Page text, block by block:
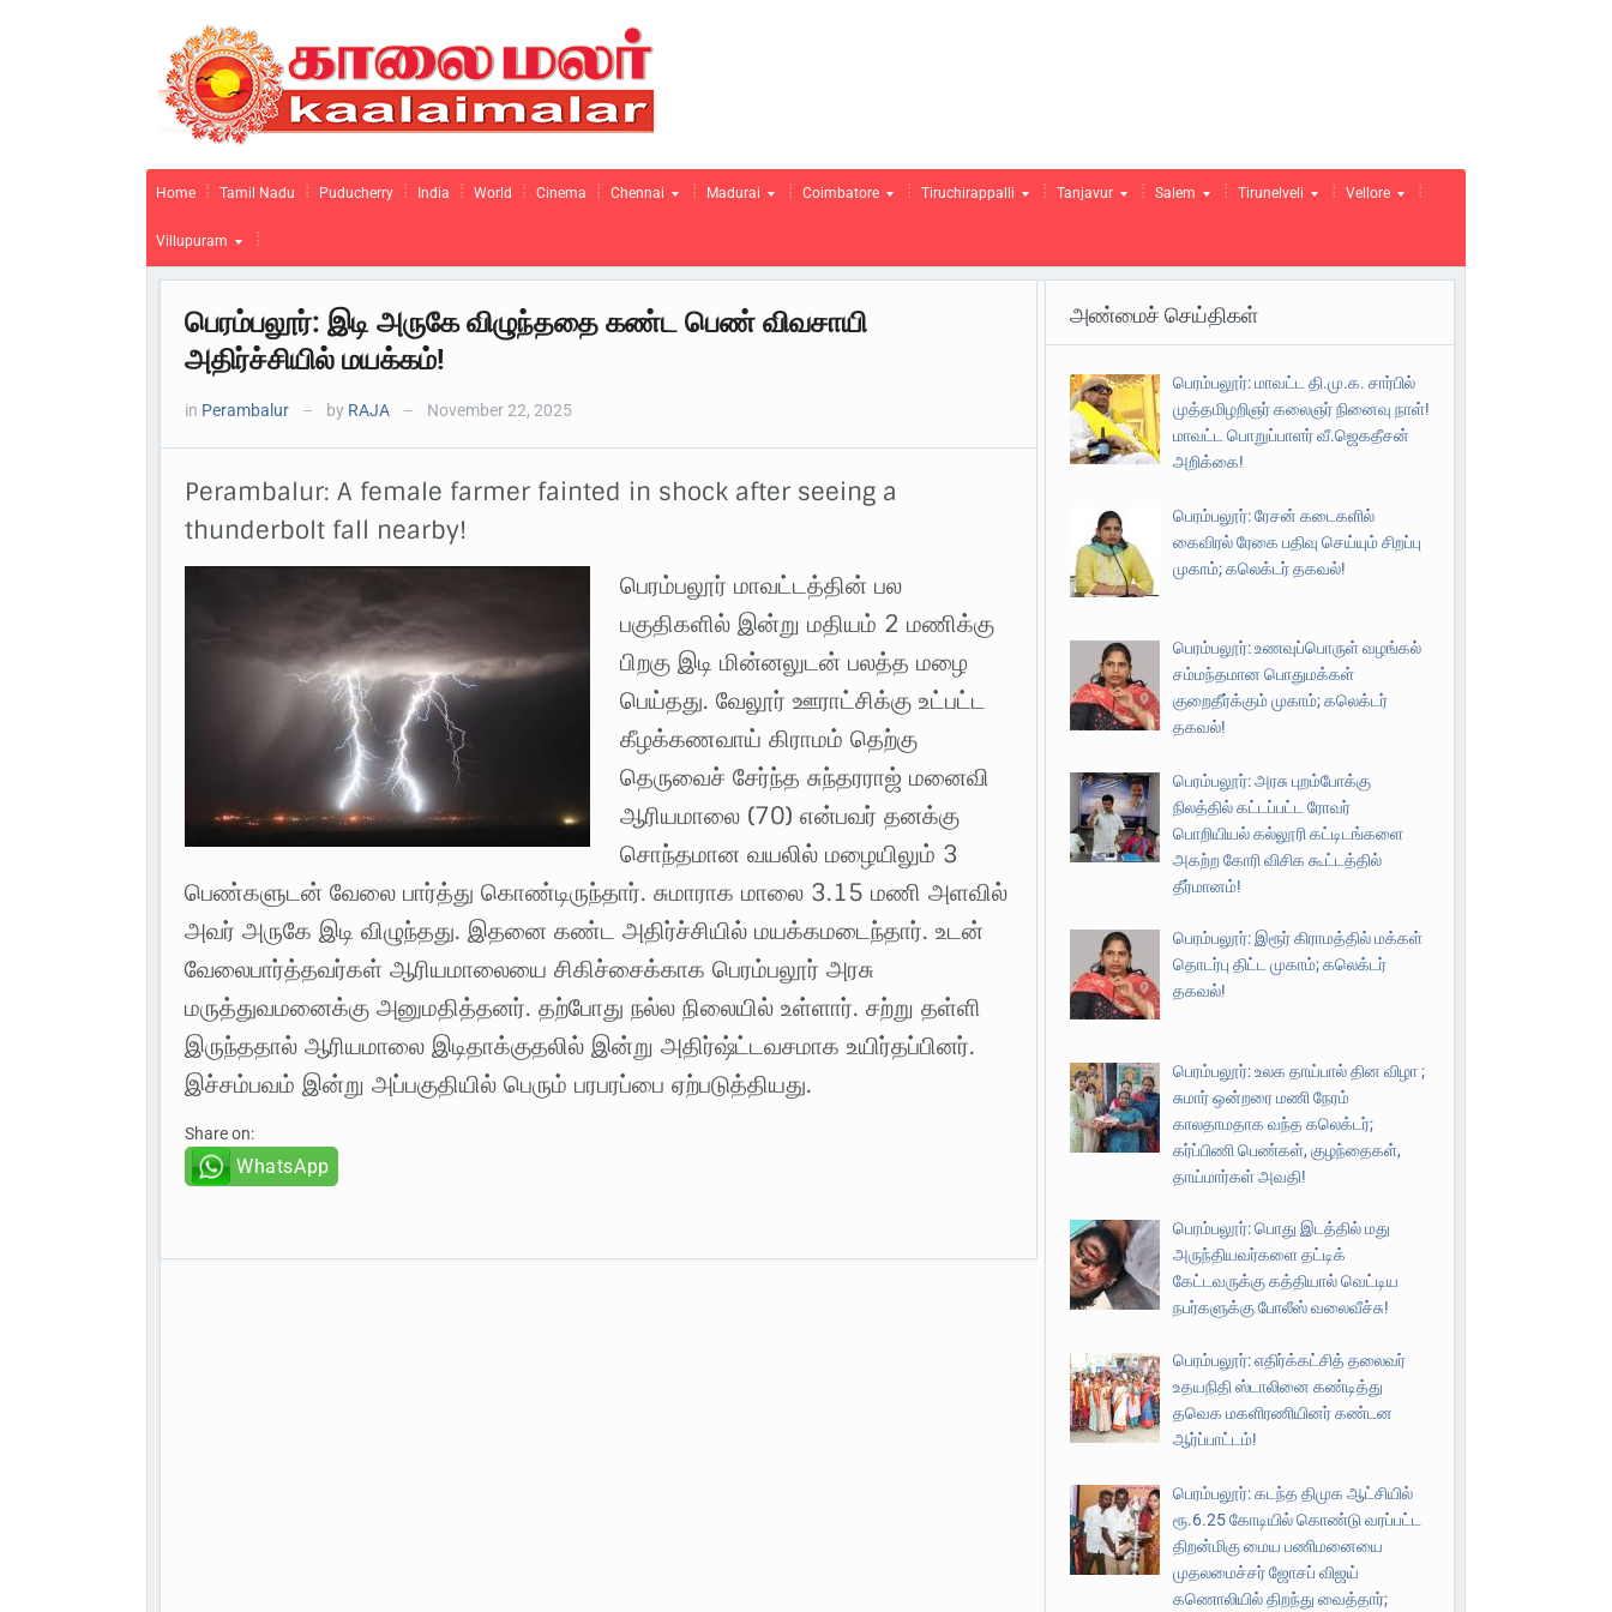
Home Tamil Nadu Puducherry India World Cinema Chennai Madurai Coimbatore Tiruchirappalli Tanjavur Salem Tirunelveli Vellore
Villupuram
பெரம்பலூர்: இடி அருகே விழுந்ததை கண்ட பெண் விவசாயி
அதிர்ச்சியில் மயக்கம்!
in Perambalur — by RAJA — November 22, 2025
Perambalur: A female farmer fainted in shock after seeing a
thunderbolt fall nearby!
பெரம்பலூர் மாவட்டத்தின் பல
பகுதிகளில் இன்று மதியம் 2 மணிக்கு
பிறகு இடி மின்னலுடன் பலத்த மழை
பெய்தது. வேலூர் ஊராட்சிக்கு உட்பட்ட
கீழக்கணவாய் கிராமம் தெற்கு
தெருவைச் சேர்ந்த சுந்தரராஜ் மனைவி
ஆரியமாலை (70) என்பவர் தனக்கு
சொந்தமான வயலில் மழையிலும் 3
பெண்களுடன் வேலை பார்த்து கொண்டிருந்தார். சுமாராக மாலை 3.15 மணி அளவில்
அவர் அருகே இடி விழுந்தது. இதனை கண்ட அதிர்ச்சியில் மயக்கமடைந்தார். உடன்
வேலைபார்த்தவர்கள் ஆரியமாலையை சிகிச்சைக்காக பெரம்பலூர் அரசு
மருத்துவமனைக்கு அனுமதித்தனர். தற்போது நல்ல நிலையில் உள்ளார். சற்று தள்ளி
இருந்ததால் ஆரியமாலை இடிதாக்குதலில் இன்று அதிர்ஷ்ட்டவசமாக உயிர்தப்பினர்.
இச்சம்பவம் இன்று அப்பகுதியில் பெரும் பரபரப்பை ஏற்படுத்தியது.
Share on:
WhatsApp
அண்மைச் செய்திகள்
பெரம்பலூர்: மாவட்ட தி.மு.க. சார்பில்
முத்தமிழறிஞர் கலைஞர் நினைவு நாள்!
மாவட்ட பொறுப்பாளர் வீ.ஜெகதீசன்
அறிக்கை!
பெரம்பலூர்: ரேசன் கடைகளில்
கைவிரல் ரேகை பதிவு செய்யும் சிறப்பு
முகாம்; கலெக்டர் தகவல்!
பெரம்பலூர்: உணவுப்பொருள் வழங்கல்
சம்மந்தமான பொதுமக்கள்
குறைதீர்க்கும் முகாம்; கலெக்டர்
தகவல்!
பெரம்பலூர்: அரசு புறம்போக்கு
நிலத்தில் கட்டப்பட்ட ரோவர்
பொறியியல் கல்லூரி கட்டிடங்களை
அகற்ற கோரி விசிக கூட்டத்தில்
தீர்மானம்!
பெரம்பலூர்: இரூர் கிராமத்தில் மக்கள்
தொடர்பு திட்ட முகாம்; கலெக்டர்
தகவல்!
பெரம்பலூர்: உலக தாய்பால் தின விழா ;
சுமார் ஒன்றரை மணி நேரம்
காலதாமதாக வந்த கலெக்டர்;
கர்ப்பிணி பெண்கள், குழந்தைகள்,
தாய்மார்கள் அவதி!
பெரம்பலூர்: பொது இடத்தில் மது
அருந்தியவர்களை தட்டிக்
கேட்டவருக்கு கத்தியால் வெட்டிய
நபர்களுக்கு போலீஸ் வலைவீச்சு!
பெரம்பலூர்: எதிர்க்கட்சித் தலைவர்
உதயநிதி ஸ்டாலினை கண்டித்து
தவெக மகளிரணியினர் கண்டன
ஆர்ப்பாட்டம்!
பெரம்பலூர்: கடந்த திமுக ஆட்சியில்
ரூ.6.25 கோடியில் கொண்டு வரப்பட்ட
திறன்மிகு மைய பணிமனையை
முதலமைச்சர் ஜோசப் விஜய்
கணொலியில் திறந்து வைத்தார்;